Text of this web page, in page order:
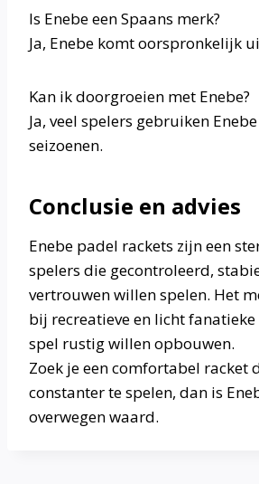
Is Enebe een Spaans merk?
Ja, Enebe komt oorspronkelijk
Kan ik doorgroeien met Enebe?
Ja, veel spelers gebruiken
seizoenen.
Conclusie en advies
Enebe padel rackets zijn een
spelers die gecontroleerd,
vertrouwen willen spelen. Het
bij recreatieve en licht
spel rustig willen opbouwen.
Zoek je een comfortabel racket
constanter te spelen, dan is
overwegen waard.